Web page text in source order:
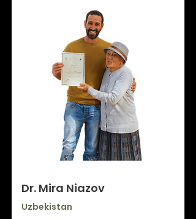
Dr. Mira Niazov
Uzbekistan